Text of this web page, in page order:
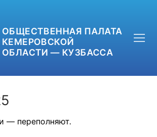
ОБЩЕСТВЕННАЯ ПАЛАТА
КЕМЕРОВСКОЙ
ОБЛАСТИ — КУЗБАССА
— переполняют.